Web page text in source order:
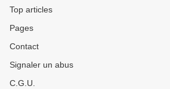
Top articles
Pages
Contact
Signaler un abus
C.G.U.